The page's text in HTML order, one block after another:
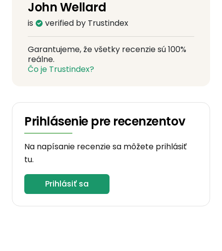
John Wellard
is verified by Trustindex
Garantujeme, že všetky recenzie sú 100%
reálne.
Čo je Trustindex?
Prihlásenie pre recenzentov
Na napísanie recenzie sa môžete prihlásiť
tu.
Prihlásiť sa